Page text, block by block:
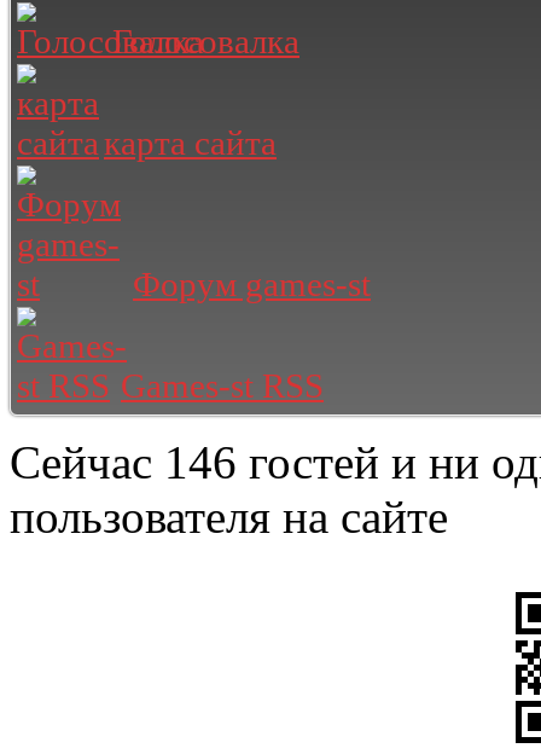
Голосовалка
карта сайта
Форум games-st
Games-st RSS
Сейчас 146 гостей и ни
пользователя на сайте